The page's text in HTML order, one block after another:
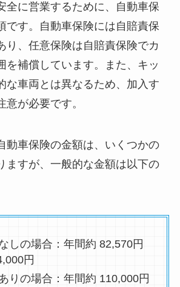
全に営業するために、自動車保
です。自動車保険には自賠責保
り、任意保険は自賠責保険でカ
を補償しています。また、キッ
な車両とは異なるため、加入す
意が必要です。
動車保険の金額は、いくつかの
ますが、一般的な金額は以下の
しの場合：年間約 82,570円
円
りの場合：年間約 110,000円